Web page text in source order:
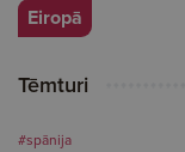
Eiropā
Tēmturi
#spānija